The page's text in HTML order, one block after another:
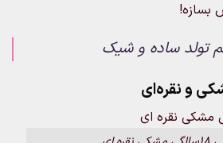
بسازه!
تولد ساده و شیک